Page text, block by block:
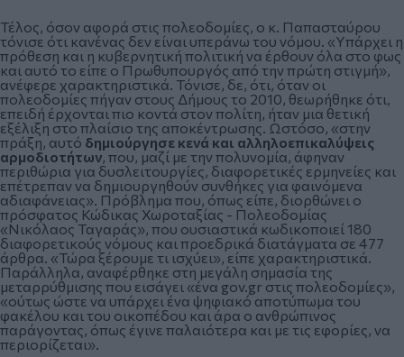
Τέλος, όσον αφορά στις πολεοδομίες, ο κ. Παπασταύρου
τόνισε ότι κανένας δεν είναι υπεράνω του νόμου. «Υπάρχει η
πρόθεση και η κυβερνητική πολιτική να έρθουν όλα στο φως
και αυτό το είπε ο Πρωθυπουργός από την πρώτη στιγμή»,
ανέφερε χαρακτηριστικά. Τόνισε, δε, ότι, όταν οι
πολεοδομίες πήγαν στους Δήμους το 2010, θεωρήθηκε ότι,
επειδή έρχονται πιο κοντά στον πολίτη, ήταν μια θετική
εξέλιξη στο πλαίσιο της αποκέντρωσης. Ωστόσο, «στην
πράξη, αυτό δημιούργησε κενά και αλληλοεπικαλύψεις
αρμοδιοτήτων, που, μαζί με την πολυνομία, άφηναν
περιθώρια για δυσλειτουργίες, διαφορετικές ερμηνείες και
επέτρεπαν να δημιουργηθούν συνθήκες για φαινόμενα
αδιαφάνειας». Πρόβλημα που, όπως είπε, διορθώνει ο
πρόσφατος Κώδικας Χωροταξίας - Πολεοδομίας
«Νικόλαος Ταγαράς», που ουσιαστικά κωδικοποιεί 180
διαφορετικούς νόμους και προεδρικά διατάγματα σε 477
άρθρα. «Τώρα ξέρουμε τι ισχύει», είπε χαρακτηριστικά.
Παράλληλα, αναφέρθηκε στη μεγάλη σημασία της
μεταρρύθμισης που εισάγει «ένα gov.gr στις πολεοδομίες»,
«ούτως ώστε να υπάρχει ένα ψηφιακό αποτύπωμα του
φακέλου και του οικοπέδου και άρα ο ανθρώπινος
παράγοντας, όπως έγινε παλαιότερα και με τις εφορίες, να
περιορίζεται».